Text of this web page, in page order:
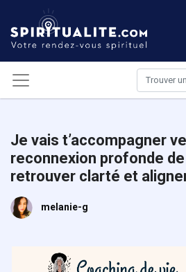
Je vais t’accompagner
reconnexion profonde
retrouver clarté et
melanie-g